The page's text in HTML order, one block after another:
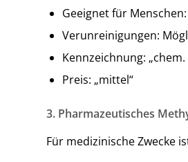
Geeignet für
Verunreinigungen:
Kennzeichnung:
Preis: „mittel“
3. Pharmazeutisches
Für medizinische Zwecke